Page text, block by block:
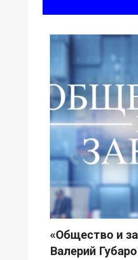
«Общество и
Валерий